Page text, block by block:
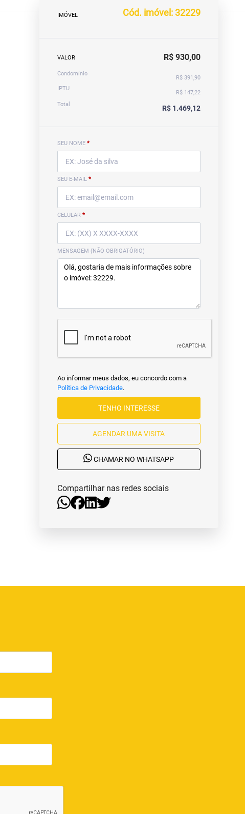
IMÓVEL Cód. imóvel: 32229
VALOR R$ 930,00
Condomínio
R$ 391,90
IPTU
R$ 147,22
Total
R$ 1.469,12
SEU NOME *
SEU E-MAIL *
CELULAR *
MENSAGEM (NÃO OBRIGATÓRIO)
Ao informar meus dados, eu concordo com a
Política de Privacidade.
TENHO INTERESSE
AGENDAR UMA VISITA
CHAMAR NO WHATSAPP
Compartilhar nas redes sociais